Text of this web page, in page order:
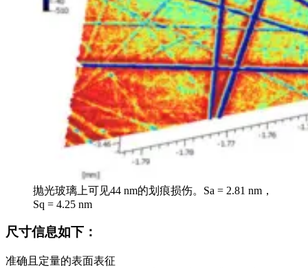
抛光玻璃上可见44 nm的划痕损伤。Sa = 2.81 nm，
Sq = 4.25 nm
尺寸信息如下：
准确且定量的表面表征